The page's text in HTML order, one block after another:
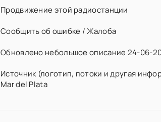
Продвижение этой радиостанции
Сообщить об ошибке / Жалоба
Обновлено небольшое описание 24-06-
Источник (логотип, потоки и другая
Mar del Plata